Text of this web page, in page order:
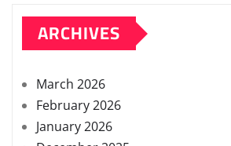
ARCHIVES
March 2026
February 2026
January 2026